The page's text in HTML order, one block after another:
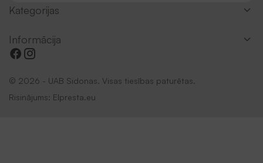
Kategorijas
Informācija
© 2026 - UAB Sidonas. Visas tiesības paturētas.
Risinājums: Elpresta.eu